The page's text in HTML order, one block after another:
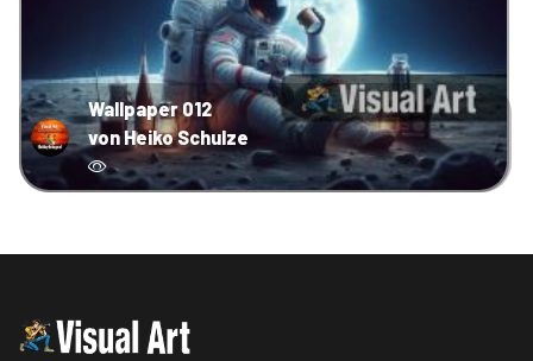
Wallpaper 012
von Heiko Schulze